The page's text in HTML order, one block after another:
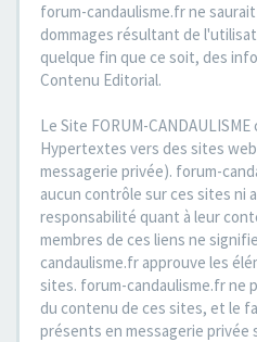
forum-candaulisme.fr ne
dommages résultant de
quelque fin que ce soit, des
Contenu Editorial.
Le Site FORUM-
Hypertextes vers des sites
messagerie privée). forum-
aucun contrôle sur ces sites ni
responsabilité quant à leur
membres de ces liens ne
candaulisme.fr approuve les
sites. forum-candaulisme.fr ne
du contenu de ces sites, et le
présents en messagerie privée